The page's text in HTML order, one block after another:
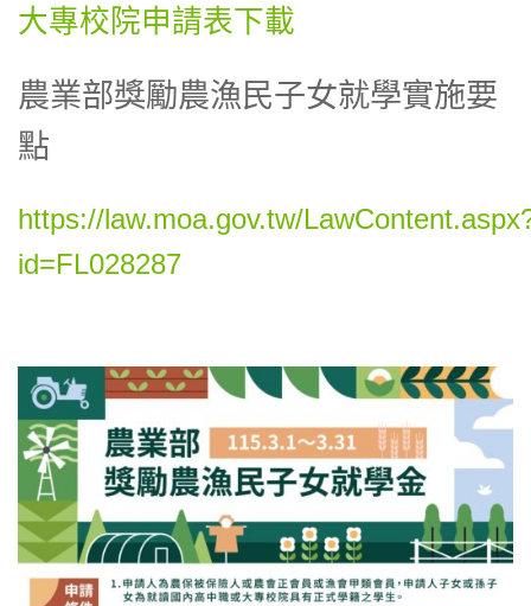
大專校院申請表下載
農業部獎勵農漁民子女就學實施要
點
https://law.moa.gov.tw/
id=FL028287